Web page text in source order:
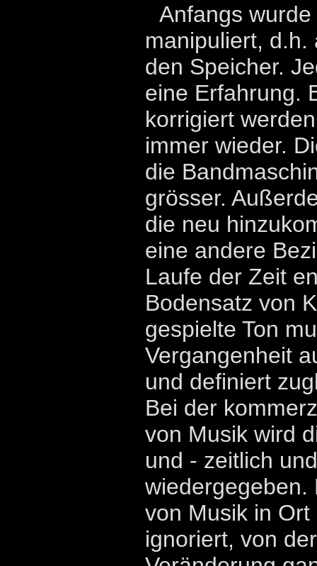
Anfangs
manipuliert, d.h.
den Speicher.
eine Erfahrung.
korrigiert
immer wieder.
die
grösser.
die neu
eine andere
Laufe der Zeit
Bodensatz von
gespielte Ton
Vergangenheit
und definiert
Bei der
von Musik wird
und - zeitlich
wiedergegeben.
von Musik in
ignoriert, von